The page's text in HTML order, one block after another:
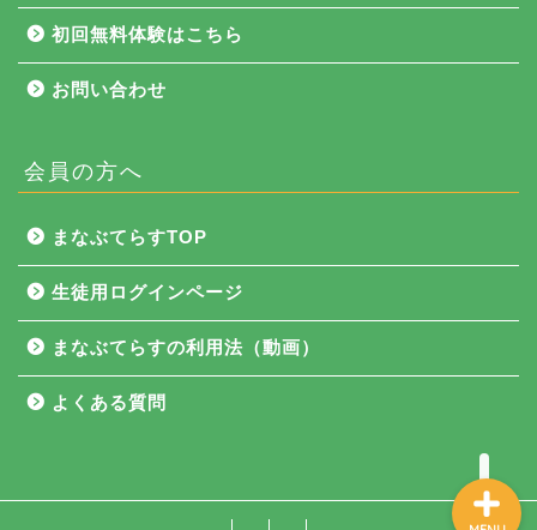
初回無料体験はこちら
お問い合わせ
会員の方へ
まなぶてらすTOP
生徒用ログインページ
まなぶてらすの利用法（動画）
よくある質問
NEWS
まなぶてらす活用法
教育コラム